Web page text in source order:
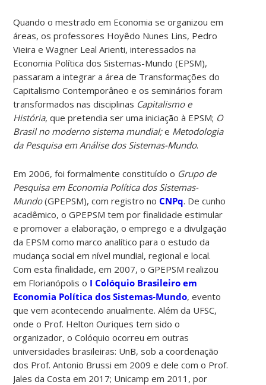
Quando o mestrado em Economia se organizou em
áreas, os professores Hoyêdo Nunes Lins, Pedro
Vieira e Wagner LealArienti, interessados na
Economia Política dos Sistemas-Mundo (EPSM),
passaram a integrar a área de Transformações do
Capitalismo Contemporâneo e os seminários foram
transformados nas disciplinas Capitalismo e
História, que pretendia ser uma iniciação à EPSM; O
Brasil no moderno sistema mundial;e Metodologia
da Pesquisa em Análise dos Sistemas-Mundo.
Em 2006, foi formalmente constituído o Grupo de
Pesquisa em Economia Política dos Sistemas-
Mundo(GPEPSM), com registro noCNPq. De cunho
acadêmico, o GPEPSM tem por finalidade estimular
e promover a elaboração, o emprego e a divulgação
da EPSM como marco analítico para o estudo da
mudança social em nível mundial, regional e local.
Com esta finalidade, em 2007, o GPEPSM realizou
em Florianópolis o I Colóquio Brasileiro em
Economia Política dos Sistemas-Mundo, evento
que vem acontecendo anualmente. Além da UFSC,
onde o Prof. HeltonOuriques tem sido o
organizador, o Colóquio ocorreu em outras
universidades brasileiras: UnB, sob a coordenação
dos Prof.Antonio Brussi em 2009 e dele com o Prof.
Jales da Costa em 2017; Unicamp em 2011, por